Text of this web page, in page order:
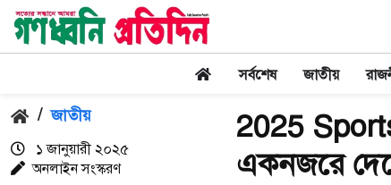
সর্বশেষ জাতীয়
/ জাতীয়
১ জানুয়ারী ২০২৫
অনলাইন সংস্করণ
2025
একনজরে